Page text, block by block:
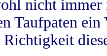
nicht
Taufpaten